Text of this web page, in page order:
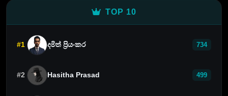
TOP 10
#1 දමිත් ප්‍රියංකර 734
#2 Hasitha Prasad 499